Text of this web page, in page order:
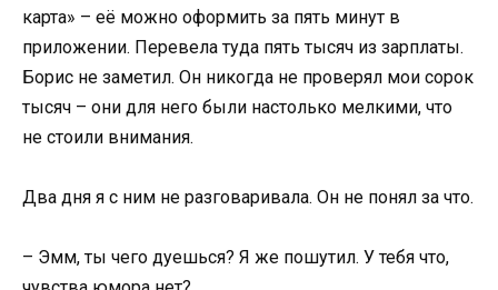
карта» – её можно оформить за пять минут в
приложении. Перевела туда пять тысяч из зарплаты.
Борис не заметил. Он никогда не проверял мои сорок
тысяч – они для него были настолько мелкими, что
не стоили внимания.
Два дня я с ним не разговаривала. Он не понял за что.
– Эмм, ты чего дуешься? Я же пошутил. У тебя что,